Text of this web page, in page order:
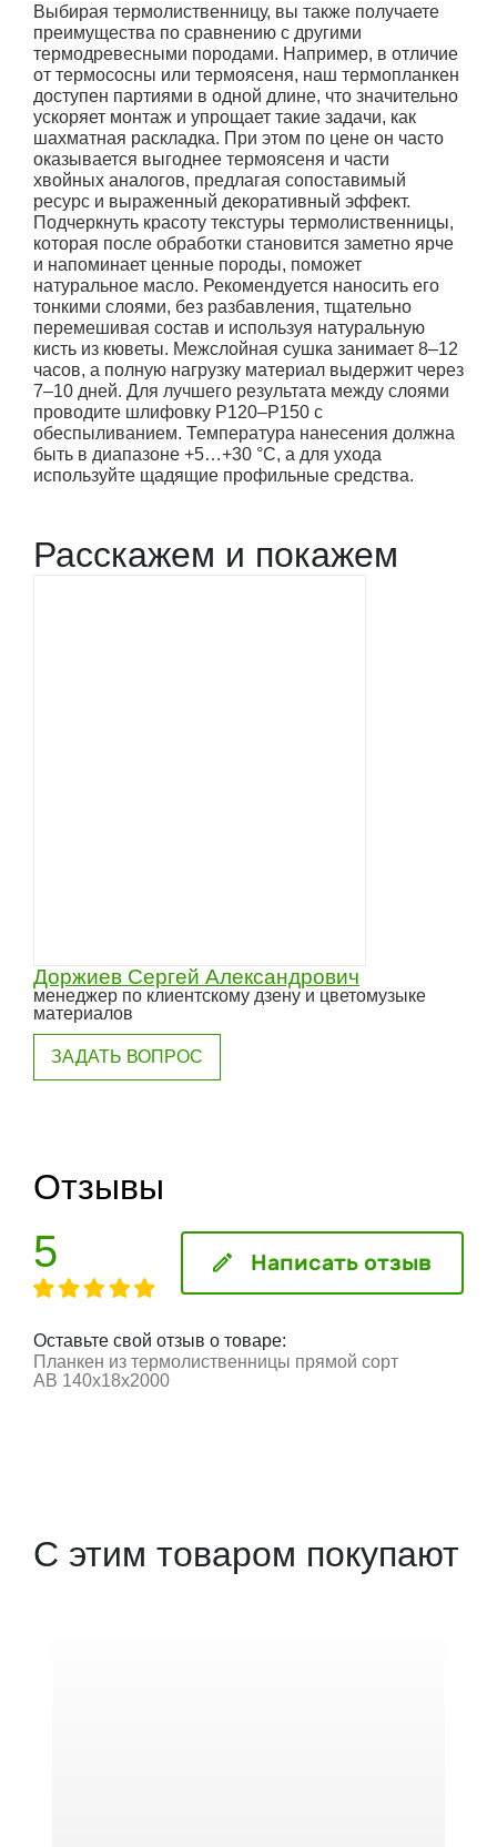
Выбирая термолиственницу, вы также получаете
преимущества по сравнению с другими
термодревесными породами. Например, в отличие
от термососны или термоясеня, наш термопланкен
доступен партиями в одной длине, что значительно
ускоряет монтаж и упрощает такие задачи, как
шахматная раскладка. При этом по цене он часто
оказывается выгоднее термоясеня и части
хвойных аналогов, предлагая сопоставимый
ресурс и выраженный декоративный эффект.
Подчеркнуть красоту текстуры термолиственницы,
которая после обработки становится заметно ярче
и напоминает ценные породы, поможет
натуральное масло. Рекомендуется наносить его
тонкими слоями, без разбавления, тщательно
перемешивая состав и используя натуральную
кисть из кюветы. Межслойная сушка занимает 8–12
часов, а полную нагрузку материал выдержит через
7–10 дней. Для лучшего результата между слоями
проводите шлифовку P120–P150 с
обеспыливанием. Температура нанесения должна
быть в диапазоне +5…+30 °C, а для ухода
используйте щадящие профильные средства.
Расскажем и покажем
Доржиев Сергей Александрович
менеджер по клиентскому дзену и цветомузыке
материалов
ЗАДАТЬ ВОПРОС
Отзывы
5 Написать отзыв
Оставьте свой отзыв о товаре:
Планкен из термолиственницы прямой сорт
АВ 140х18х2000